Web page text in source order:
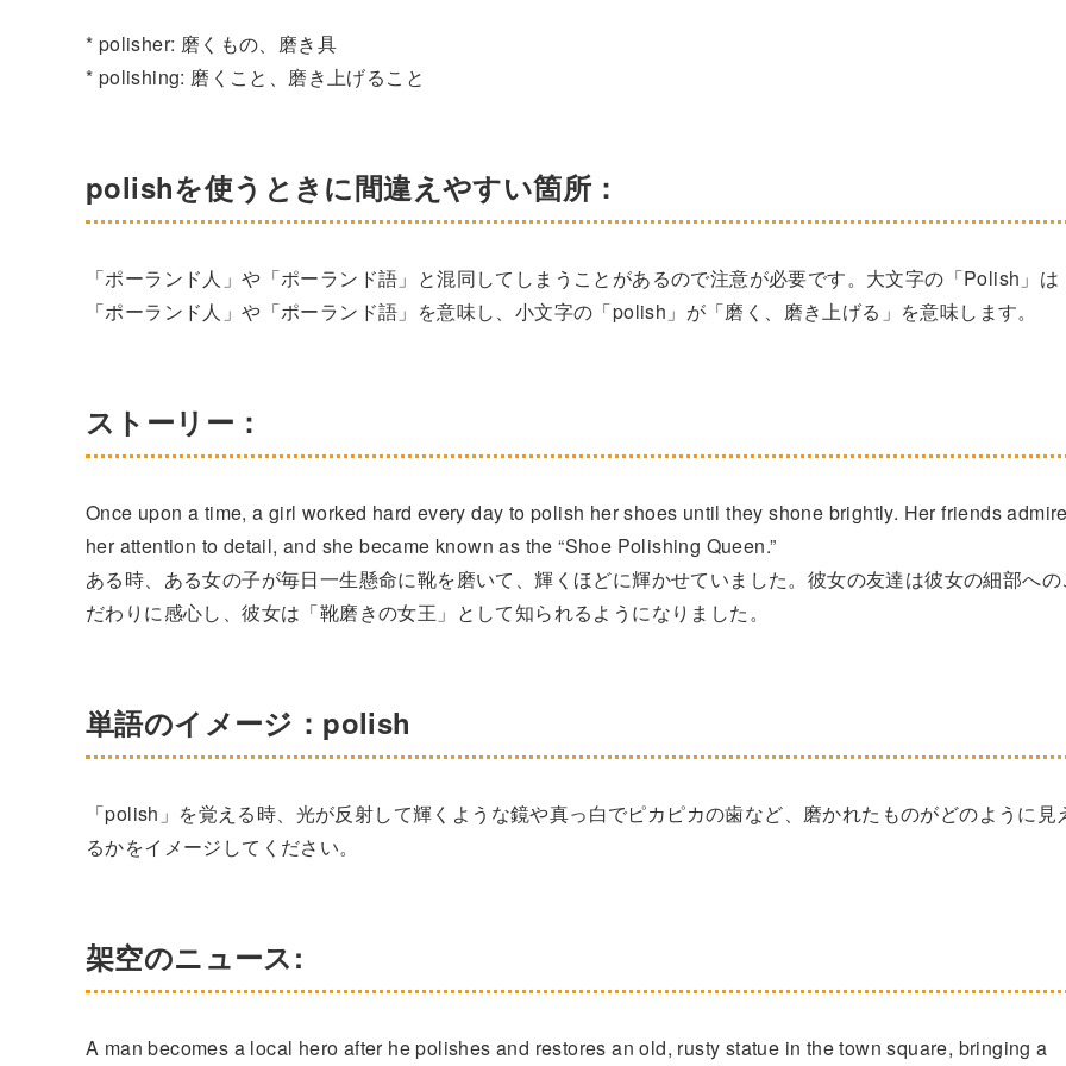
* polisher: 磨くもの、磨き具
* polishing: 磨くこと、磨き上げること
polishを使うときに間違えやすい箇所：
「ポーランド人」や「ポーランド語」と混同してしまうことがあるので注意が必要です。大文字の「Polish」は
「ポーランド人」や「ポーランド語」を意味し、小文字の「polish」が「磨く、磨き上げる」を意味します。
ストーリー：
Once upon a time, a girl worked hard every day to polish her shoes until they shone brightly. Her friends
her attention to detail, and she became known as the “Shoe Polishing Queen.”
ある時、ある女の子が毎日一生懸命に靴を磨いて、輝くほどに輝かせていました。彼女の友達は彼女の細部へ
だわりに感心し、彼女は「靴磨きの女王」として知られるようになりました。
単語のイメージ：polish
「polish」を覚える時、光が反射して輝くような鏡や真っ白でピカピカの歯など、磨かれたものがどのように見
るかをイメージしてください。
架空のニュース:
A man becomes a local hero after he polishes and restores an old, rusty statue in the town square, bringing a